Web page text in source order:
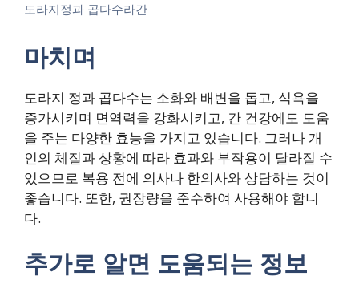
도라지정과 곱다수라간
마치며
도라지 정과 곱다수는 소화와 배변을 돕고, 식욕을
증가시키며 면역력을 강화시키고, 간 건강에도 도움
을 주는 다양한 효능을 가지고 있습니다. 그러나 개
인의 체질과 상황에 따라 효과와 부작용이 달라질 수
있으므로 복용 전에 의사나 한의사와 상담하는 것이
좋습니다. 또한, 권장량을 준수하여 사용해야 합니
다.
추가로 알면 도움되는 정보